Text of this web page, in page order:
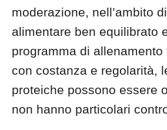
moderazione, nell’ambito
alimentare ben equilibrato
programma di
con costanza e regolarità,
proteiche possono essere
non hanno particolari